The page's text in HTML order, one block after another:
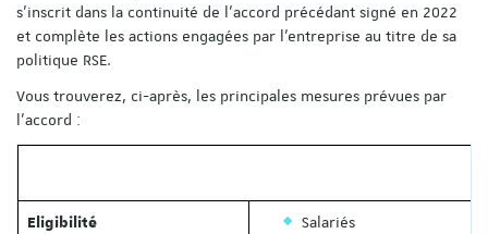
s’inscrit dans la continuité de l’accord précédant signé en 2022
et complète les actions engagées par l’entreprise au titre de sa
politique RSE.
Vous trouverez, ci-après, les principales mesures prévues par
l’accord :
Eligibilité
Salariés